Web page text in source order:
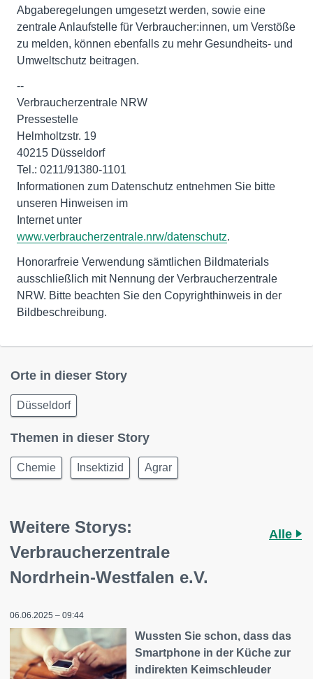
Abgaberegelungen umgesetzt werden, sowie eine
zentrale Anlaufstelle für Verbraucher:innen, um Verstöße
zu melden, können ebenfalls zu mehr Gesundheits- und
Umweltschutz beitragen.
--
Verbraucherzentrale NRW
Pressestelle
Helmholtzstr. 19
40215 Düsseldorf
Tel.: 0211/91380-1101
Informationen zum Datenschutz entnehmen Sie bitte
unseren Hinweisen im
Internet unter
www.verbraucherzentrale.nrw/datenschutz.
Honorarfreie Verwendung sämtlichen Bildmaterials
ausschließlich mit Nennung der Verbraucherzentrale
NRW. Bitte beachten Sie den Copyrighthinweis in der
Bildbeschreibung.
Orte in dieser Story
Düsseldorf
Themen in dieser Story
Chemie Insektizid Agrar
Weitere Storys:
Verbraucherzentrale
Nordrhein-Westfalen e.V.
Alle
06.06.2025 – 09:44
Wussten Sie schon, dass das
Smartphone in der Küche zur
indirekten Keimschleuder